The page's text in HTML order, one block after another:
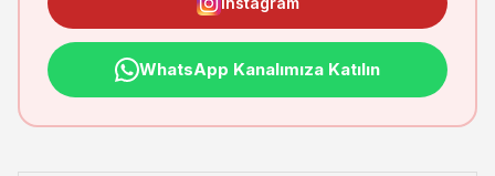
WhatsApp Kanalımıza Katılın